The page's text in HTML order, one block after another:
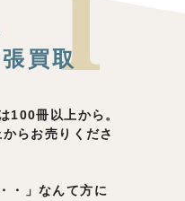
買取
100冊以上から。
らお売りくださ
・」なんて方に